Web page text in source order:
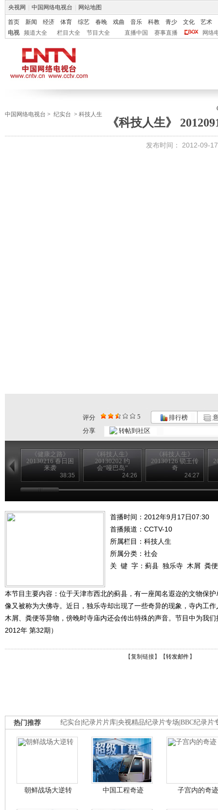
央视网 中国网络电视台 网站地图
首页 新闻 经济 体育 综艺 春晚 戏曲 音乐 科教 青少 文化
艺术
电视
频道大全 栏目大全 节目大全 直播中国 赛事直播 网络
中国网络电视台 > 纪实台 > 科技人生
《科技人生》
发布时间： 2012-09-
评分 5 排行榜
分享
转帖到社区
《健康之路》
20130216 春日困
来袭
38:35
《科技人生》
20130202 约
会“哑巴岛”
24:26
《科技人生》
20130126 锁王传
奇
24:27
首播时间：2012年9月17日07:30
首播频道： CCTV-10
所属栏目： 科技人生
所属分类：社会
关 键 字： 蓟县 独乐寺 木屑 粪便
本节目主要内容：位于天津市西北的蓟县，有一座闻名遐迩的文物保
像又被称为大佛寺。近日，独乐寺却出现了一些奇异的现象，寺内工
木屑、粪便等异物，傍晚时寺庙内还会传出特殊的声音。节目中为我
2012年 第32期）
【复制链接】【转发邮件 】
纪实台 纪录片片库 央视精品纪录片专场 BBC纪录片
热门推荐
朝鲜战场大逆转 中国工程奇迹 子宫内的奇迹